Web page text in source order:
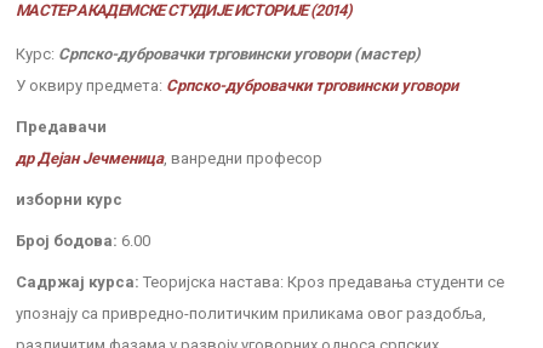
МАСТЕР АКАДЕМСКЕ СТУДИЈЕ ИСТОРИЈЕ (2014)
Курс: Српско-дубровачки трговински уговори (мастер)
У оквиру предмета: Српско-дубровачки трговински уговори
Предавачи
др Дејан Јечменица, ванредни професор
изборни курс
Број бодова: 6.00
Садржај курса: Теоријска настава: Кроз предавања студенти се
упознају са привредно-политичким приликама овог раздобља,